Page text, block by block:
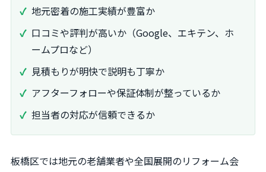
地元密着の施工実績が豊富か
口コミや評判が高いか（Google、エキテン、ホ
ームプロなど）
見積もりが明快で説明も丁寧か
アフターフォローや保証体制が整っているか
担当者の対応が信頼できるか
板橋区では地元の老舗業者や全国展開のリフォーム会